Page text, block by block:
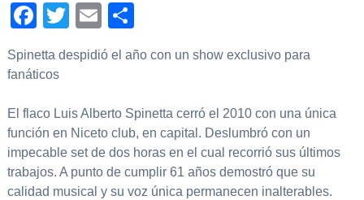
Facebook
TwitterEmail
Spinetta despidió el año con un show exclusivo para
fanáticos
El flaco Luis Alberto Spinetta cerró el 2010 con una única
función en Niceto club, en capital. Deslumbró con un
impecable set de dos horas en el cual recorrió sus últimos
trabajos. A punto de cumplir 61 años demostró que su
calidad musical y su voz única permanecen inalterables.